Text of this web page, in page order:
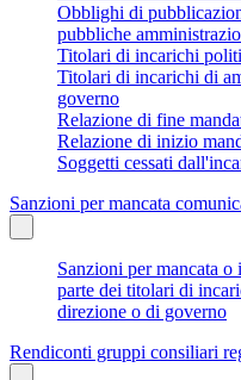
Obblighi di
pubbliche
Titolari di incarichi
Titolari di incarichi di
governo
Relazione di fine
Relazione di inizio
Soggetti cessati
Sanzioni per mancata
Sanzioni per mancata
parte dei titolari di
direzione o di governo
Rendiconti gruppi consiliari